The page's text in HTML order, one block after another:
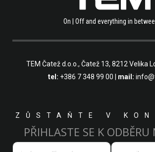
On | Off and everything in
TEM Čatež d.o.o., Čatež 13, 8212 Velika
tel: +386 7 348 99 00 mail:
ZŮSTAŇTE V
PŘIHLASTE SE K ODBĚRU